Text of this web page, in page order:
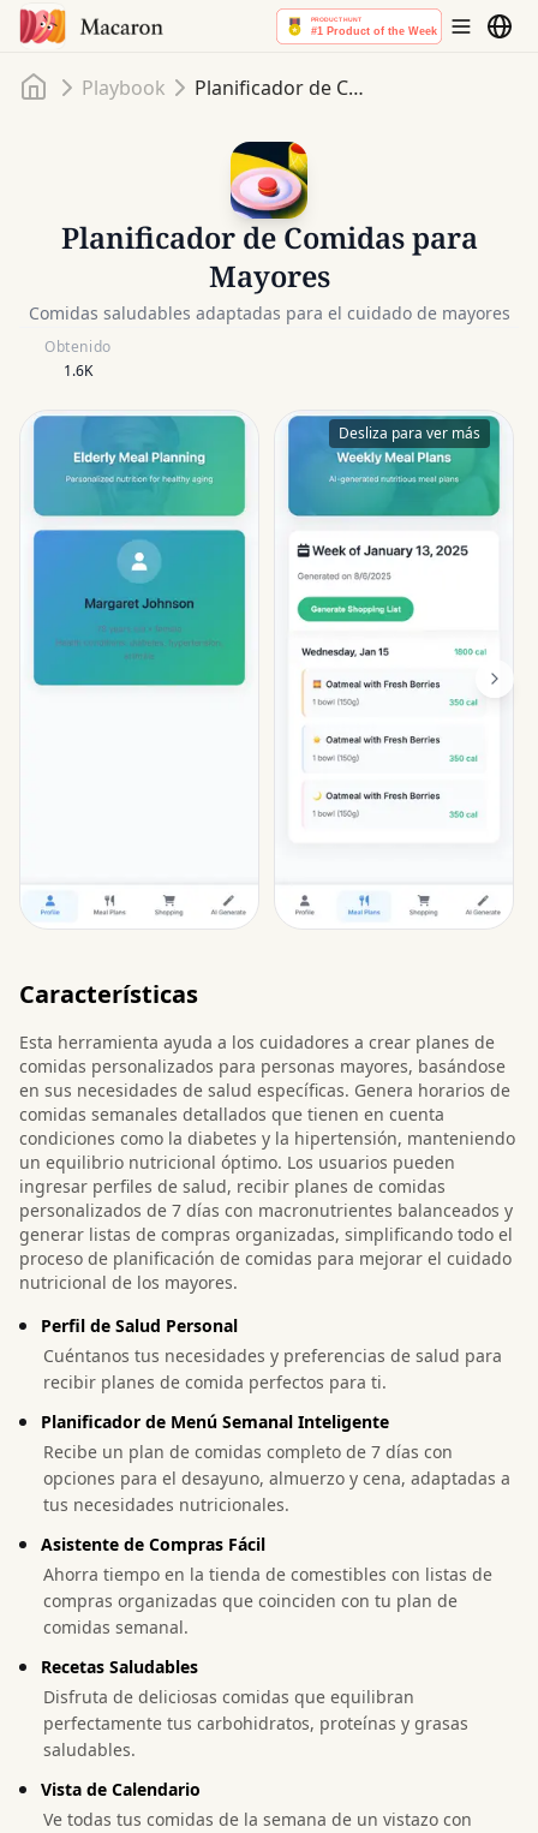
InicioPlaybook Planificador de Comidas para Mayores
Planificador de Comidas para
Mayores
Comidas saludables adaptadas para el cuidado de mayores
Obtenido
1.6K
Desliza para ver más
Características
Esta herramienta ayuda a los cuidadores a crear planes de
comidas personalizados para personas mayores, basándose
en sus necesidades de salud específicas. Genera horarios de
comidas semanales detallados que tienen en cuenta
condiciones como la diabetes y la hipertensión, manteniendo
un equilibrio nutricional óptimo. Los usuarios pueden
ingresar perfiles de salud, recibir planes de comidas
personalizados de 7 días con macronutrientes balanceados y
generar listas de compras organizadas, simplificando todo el
proceso de planificación de comidas para mejorar el cuidado
nutricional de los mayores.
Perfil de Salud Personal
Cuéntanos tus necesidades y preferencias de salud para
recibir planes de comida perfectos para ti.
Planificador de Menú Semanal Inteligente
Recibe un plan de comidas completo de 7 días con
opciones para el desayuno, almuerzo y cena, adaptadas a
tus necesidades nutricionales.
Asistente de Compras Fácil
Ahorra tiempo en la tienda de comestibles con listas de
compras organizadas que coinciden con tu plan de
comidas semanal.
Recetas Saludables
Disfruta de deliciosas comidas que equilibran
perfectamente tus carbohidratos, proteínas y grasas
saludables.
Vista de Calendario
Ve todas tus comidas de la semana de un vistazo con